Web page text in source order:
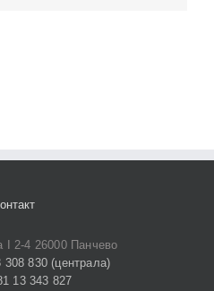
I 2-4 26000 Панчево
308 830 (централа)
13 343 827